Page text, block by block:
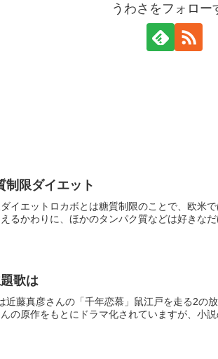
うわさをフォロー
制限ダイエット
イエットロカボとは糖質制限のことで、欧米
るかわりに、ほかのタンパク質などは好きな
歌は
近藤真彦さんの「千年恋慕」鼠江戸を走る2の
の原作をもとにドラマ化されていますが、小